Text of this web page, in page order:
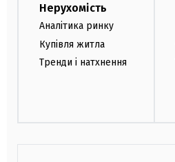
Нерухомість
Аналітика ринку
Купівля житла
Тренди і натхнення